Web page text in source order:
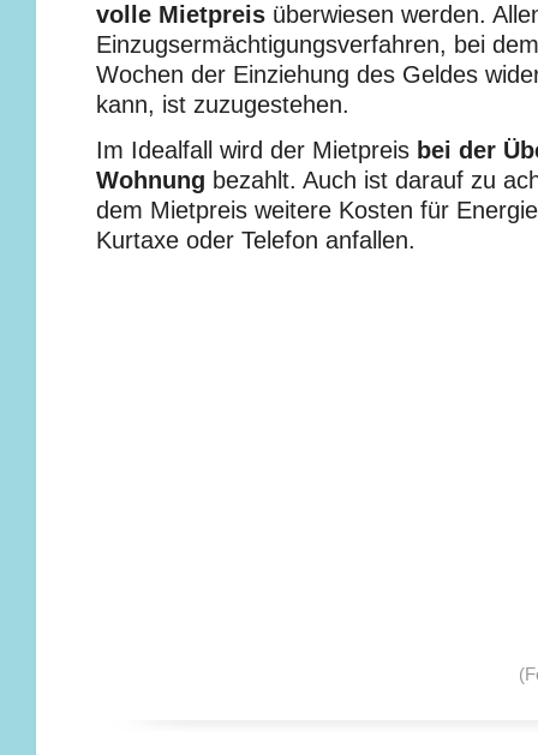
volle Mietpreis überwiesen werden.
Einzugsermächtigungsverfahren, bei
Wochen der Einziehung des Geldes
kann, ist zuzugestehen.
Im Idealfall wird der Mietpreis bei der
Wohnung bezahlt. Auch ist darauf zu
dem Mietpreis weitere Kosten für
Kurtaxe oder Telefon anfallen.